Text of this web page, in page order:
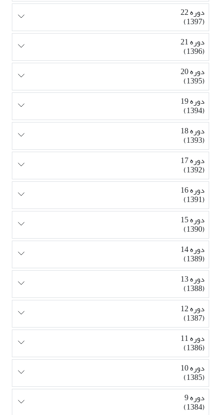
دوره 22
(1397)
دوره 21
(1396)
دوره 20
(1395)
دوره 19
(1394)
دوره 18
(1393)
دوره 17
(1392)
دوره 16
(1391)
دوره 15
(1390)
دوره 14
(1389)
دوره 13
(1388)
دوره 12
(1387)
دوره 11
(1386)
دوره 10
(1385)
دوره 9
(1384)